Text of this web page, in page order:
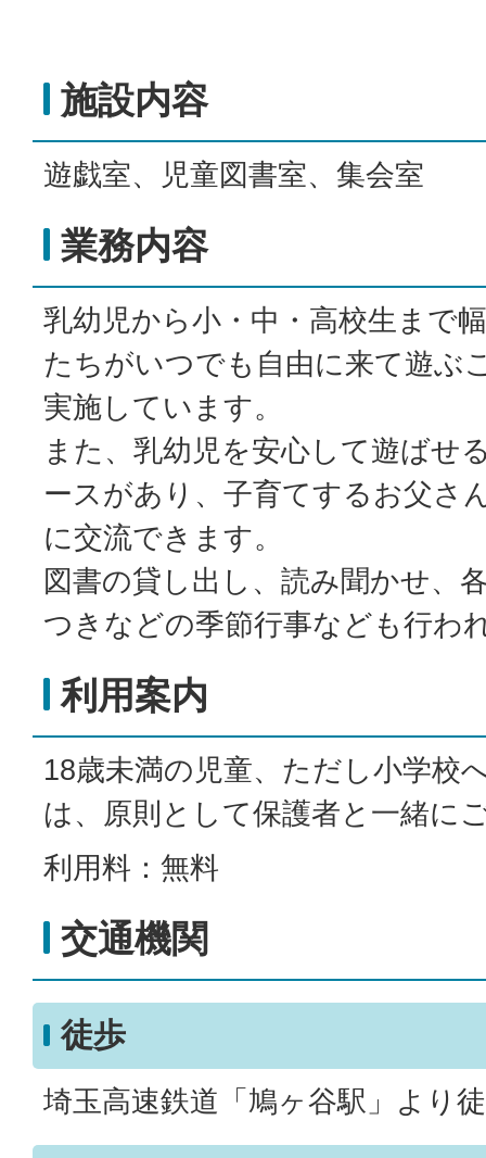
施設内容
遊戯室、児童図書室、集会室
業務内容
乳幼児から小・中・高校生まで
たちがいつでも自由に来て遊ぶ
実施しています。
また、乳幼児を安心して遊ばせ
ースがあり、子育てするお父さ
に交流できます。
図書の貸し出し、読み聞かせ、
つきなどの季節行事なども行わ
利用案内
18歳未満の児童、ただし小学校
は、原則として保護者と一緒に
利用料：無料
交通機関
徒歩
埼玉高速鉄道「鳩ヶ谷駅」より